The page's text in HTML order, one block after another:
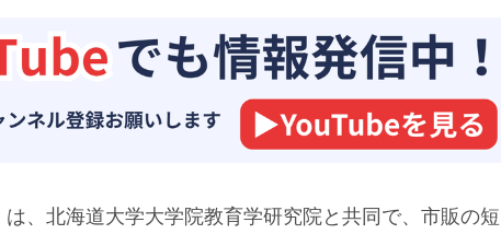
、北海道大学大学院教育学研究院と共同で、市販の短